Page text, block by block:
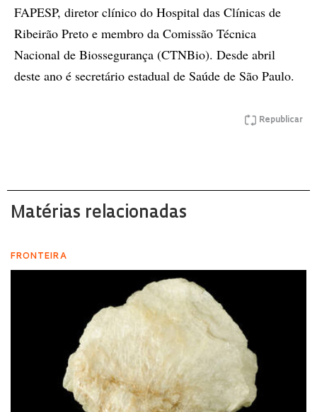
FAPESP, diretor clínico do Hospital das Clínicas de
Ribeirão Preto e membro da Comissão Técnica
Nacional de Biossegurança (CTNBio). Desde abril
deste ano é secretário estadual de Saúde de São Paulo.
Republicar